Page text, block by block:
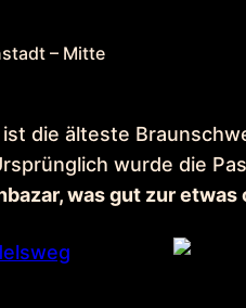
– Mitte
ist die älteste
wurde die
was gut zur